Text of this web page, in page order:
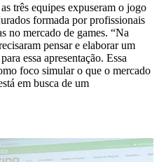
três equipes expuseram o jogo
formada por profissionais
no mercado de games. “Na
pensar e elaborar um
essa apresentação. Essa
foco simular o que o mercado
em busca de um